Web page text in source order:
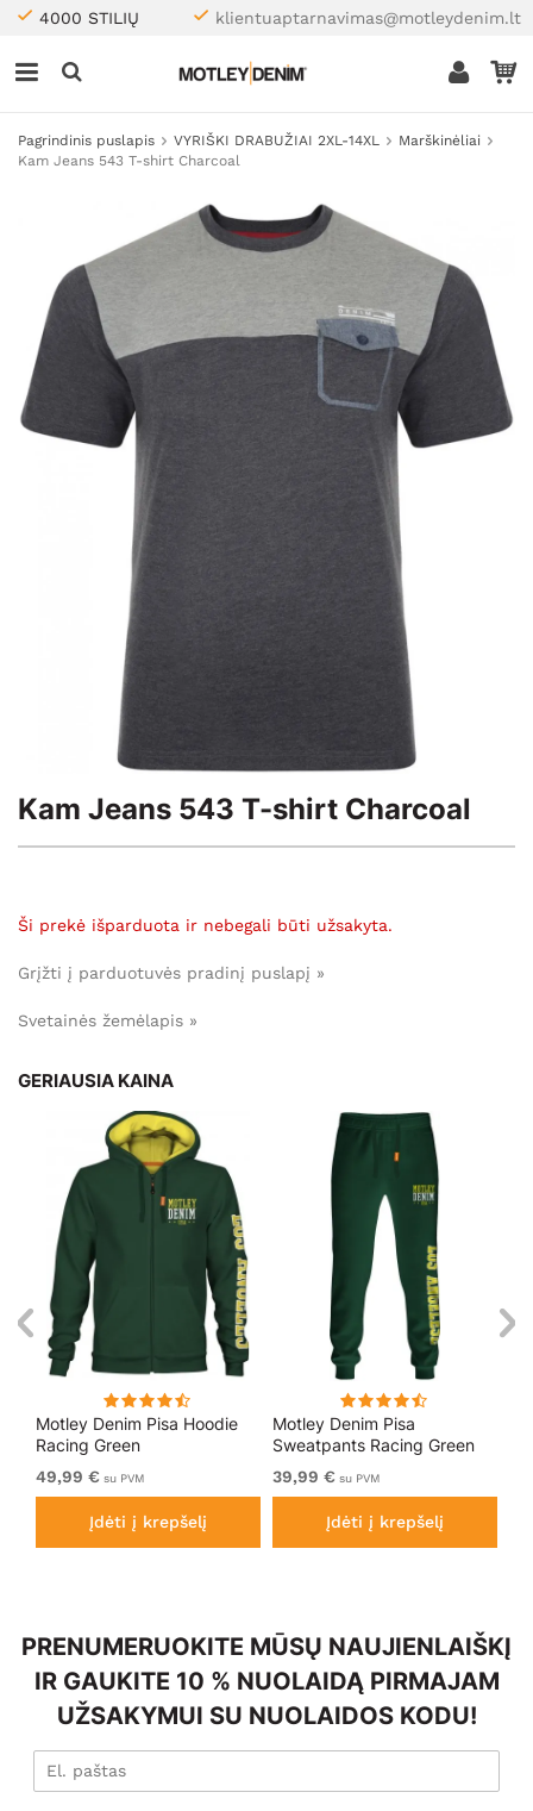
4000 STILIŲ klientuaptarnavimas@motleydenim.lt
Pagrindinis puslapis VYRIŠKI DRABUŽIAI 2XL-14XL
Marškinėliai
Kam Jeans 543 T-shirt Charcoal
Kam Jeans 543 T-shirt Charcoal
Ši prekė išparduota ir nebegali būti užsakyta.
Grįžti į parduotuvės pradinį puslapį »
Svetainės žemėlapis »
GERIAUSIA KAINA
Motley Denim Pisa Hoodie
Racing Green
49,99 € su PVM
Įdėti į krepšelį
Motley Denim Pisa
Sweatpants Racing Green
39,99 € su PVM
Įdėti į krepšelį
PRENUMERUOKITE MŪSŲ NAUJIENLAIŠKĮ
IR GAUKITE 10 % NUOLAIDĄ PIRMAJAM
UŽSAKYMUI SU NUOLAIDOS KODU!